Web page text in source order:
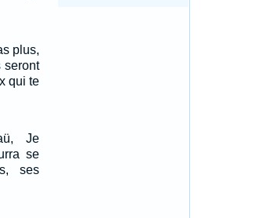
plus,
seront
qui te
Je
se
ses